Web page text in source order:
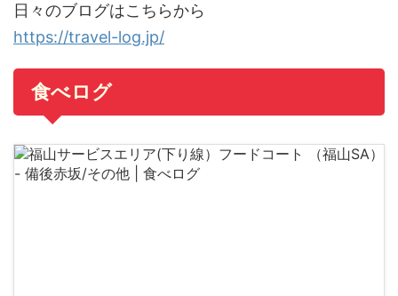
日々のブログはこちらから
https://travel-log.jp/
食べログ